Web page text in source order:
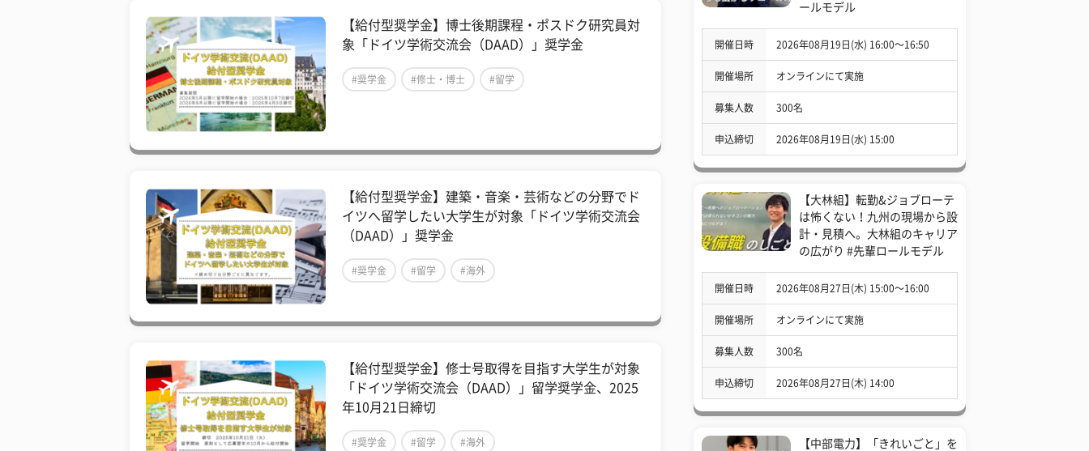
【給付型奨学金】博士後期課程・ポスドク研究員対
象「ドイツ学術交流会（DAAD）」奨学金
#奨学金 #修士・博士 #留学
【給付型奨学金】建築・音楽・芸術などの分野でド
イツへ留学したい大学生が対象「ドイツ学術交流会
（DAAD）」奨学金
#奨学金 #留学 #海外
【給付型奨学金】修士号取得を目指す大学生が対象
「ドイツ学術交流会（DAAD）」留学奨学金、2025
年10月21日締切
#奨学金 #留学 #海外
ールモデル
開催日時 2026年08月19日(水) 16:00〜16:50
開催場所 オンラインにて実施
募集人数 300名
申込締切 2026年08月19日(水) 15:00
【大林組】転勤&ジョブローテ
は怖くない！九州の現場から設
計・見積へ。大林組のキャリア
の広がり #先輩ロールモデル
開催日時 2026年08月27日(木) 15:00〜16:00
開催場所 オンラインにて実施
募集人数 300名
申込締切 2026年08月27日(木) 14:00
【中部電力】「きれいごと」を